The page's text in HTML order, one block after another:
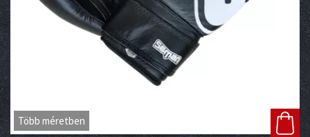
Több méretben